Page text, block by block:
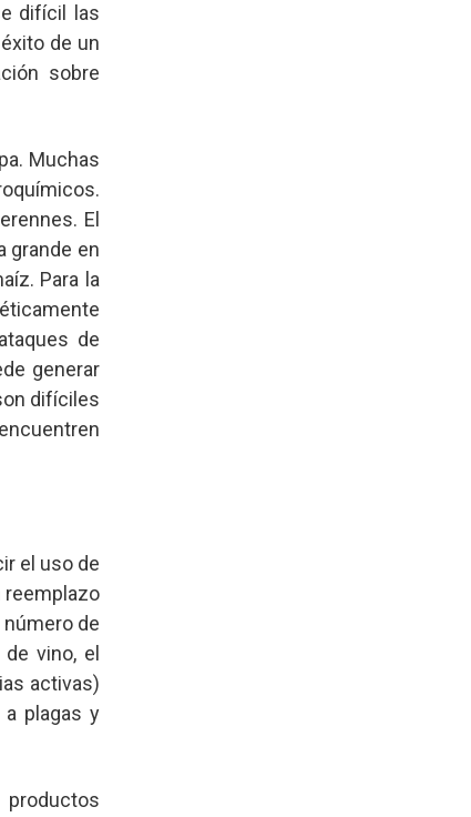
difícil las
de un
sobre
Muchas
El
grande en
Para la
de
generar
difíciles
el uso de
reemplazo
de
vino, el
activas)
plagas y